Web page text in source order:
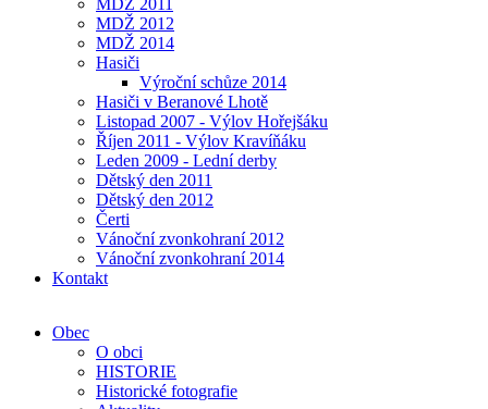
MDŽ 2011
MDŽ 2012
MDŽ 2014
Hasiči
Výroční schůze 2014
Hasiči v Beranové Lhotě
Listopad 2007 - Výlov Hořejšáku
Říjen 2011 - Výlov Kravíňáku
Leden 2009 - Lední derby
Dětský den 2011
Dětský den 2012
Čerti
Vánoční zvonkohraní 2012
Vánoční zvonkohraní 2014
Kontakt
Obec
O obci
HISTORIE
Historické fotografie